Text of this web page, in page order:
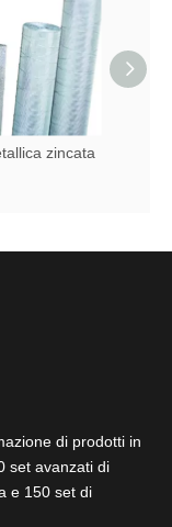
zincata
di prodotti in
set avanzati di
e 150 set di